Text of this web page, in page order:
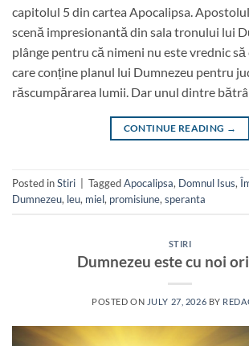
capitolul 5 din cartea Apocalipsa.
scenă impresionantă din sala tronului lui
plânge pentru că nimeni nu este vrednic
care conține planul lui Dumnezeu pentru
răscumpărarea lumii. Dar unul dintre
CONTINUE READING →
Posted inStiri TaggedApocalipsa, Domnul Isus,
Dumnezeu, leu, miel, promisiune, speranta
STIRI
Dumnezeu este cu noi
POSTED ON JULY 27, 2026 BY